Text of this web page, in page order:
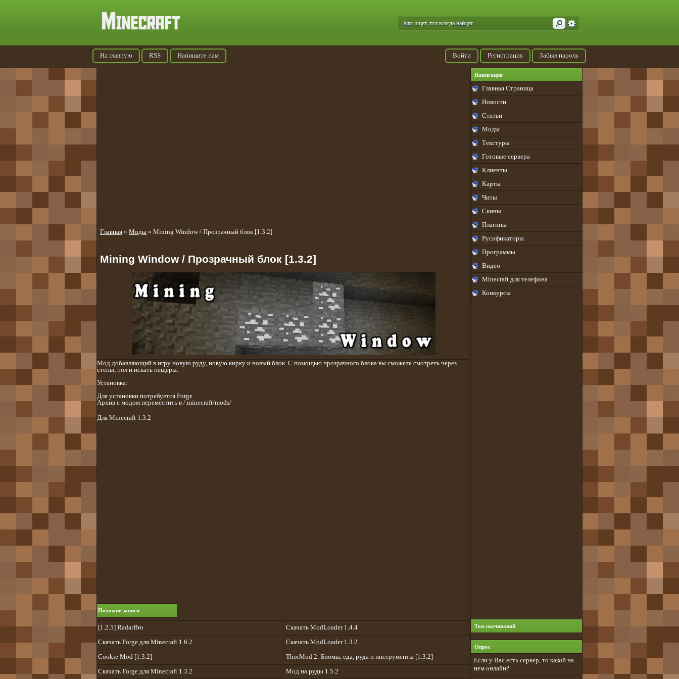
Войти Регистрация Забыл пароль
На главную RSS Напишите нам
Навигация
Главная Страница
Новости
Статьи
Моды
Текстуры
Готовые сервера
Клиенты
Карты
Читы
Скины
Плагины
Русификаторы
Программы
Видео
Minecraft для телефона
Конкурсы
Топ скачиваний
Опрос
Если у Вас есть сервер, то какой на
нем онлайн?
Главная » Моды » Mining Window / Прозрачный блок [1.3.2]
Mining Window / Прозрачный блок [1.3.2]
Мод добавляющий в игру новую руду, новую кирку и новый блок. С помощью прозрачного блока вы сможете смотреть через
стены, пол и искать пещеры.
Установка:
Для установки потребуется Forge
Архив с модом переместить в /.minecraft/mods/
Для Minecraft 1.3.2
Похожие записи
[1.2.5] RadarBro
Скачать ModLoader 1.4.4
Скачать Forge для Minecraft 1.6.2
Скачать ModLoader 1.3.2
Cookie Mod [1.3.2]
ThorMod 2: Биомы, еда, руда и инструменты [1.3.2]
Скачать Forge для Minecraft 1.3.2
Мод на руды 1.5.2